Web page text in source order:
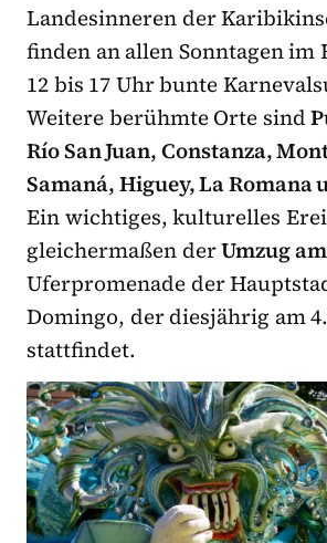
Landesinneren der
finden an allen Sonntagen im
12 bis 17 Uhr bunte
Weitere berühmte Orte sind
Río San Juan, Constanza,
Samaná, Higuey, La Romana
Ein wichtiges, kulturelles
gleichermaßen derUmzug
Uferpromenade der
Domingo, der diesjährig am
stattfindet.